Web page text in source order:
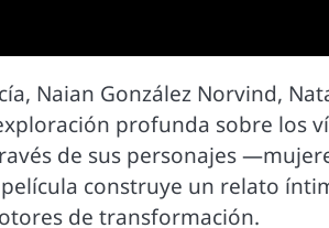
Naian González Norvind,
profunda sobre los
de sus personajes
construye un relato
de transformación.